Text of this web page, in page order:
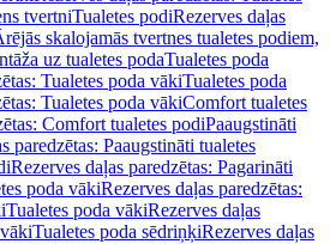
tvertniTualetes podiRezerves daļas
skalojamās tvertnes tualetes podiem,
uz tualetes podaTualetes poda
Tualetes poda vākiTualetes poda
Tualetes poda vākiComfort tualetes
Comfort tualetes podiPaaugstināti
paredzētas: Paaugstināti tualetes
Rezerves daļas paredzētas: Pagarināti
poda vākiRezerves daļas paredzētas:
Tualetes poda vākiRezerves daļas
Tualetes poda sēdriņķiRezerves daļas